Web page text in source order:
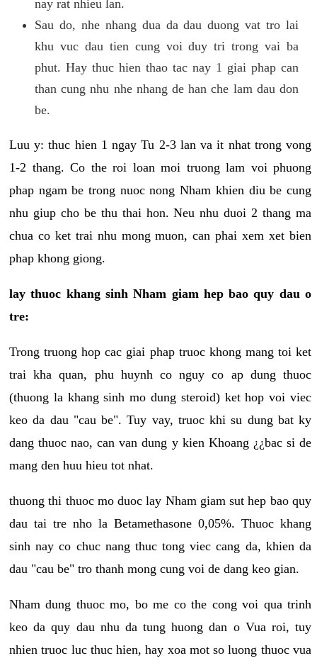
nay rat nhieu lan.
Sau do, nhe nhang dua da dau duong vat tro lai
khu vuc dau tien cung voi duy tri trong vai ba
phut. Hay thuc hien thao tac nay 1 giai phap can
than cung nhu nhe nhang de han che lam dau don
be.
Luu y: thuc hien 1 ngay Tu 2-3 lan va it nhat trong vong
1-2 thang. Co the roi loan moi truong lam voi phuong
phap ngam be trong nuoc nong Nham khien diu be cung
nhu giup cho be thu thai hon. Neu nhu duoi 2 thang ma
chua co ket trai nhu mong muon, can phai xem xet bien
phap khong giong.
lay thuoc khang sinh Nham giam hep bao quy dau o
tre:
Trong truong hop cac giai phap truoc khong mang toi ket
trai kha quan, phu huynh co nguy co ap dung thuoc
(thuong la khang sinh mo dung steroid) ket hop voi viec
keo da dau "cau be". Tuy vay, truoc khi su dung bat ky
dang thuoc nao, can van dung y kien Khoang ¿¿bac si de
mang den huu hieu tot nhat.
thuong thi thuoc mo duoc lay Nham giam sut hep bao quy
dau tai tre nho la Betamethasone 0,05%. Thuoc khang
sinh nay co chuc nang thuc tong viec cang da, khien da
dau "cau be" tro thanh mong cung voi de dang keo gian.
Nham dung thuoc mo, bo me co the cong voi qua trinh
keo da quy dau nhu da tung huong dan o Vua roi, tuy
nhien truoc luc thuc hien, hay xoa mot so luong thuoc vua